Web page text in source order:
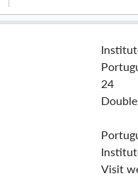
24
Visit